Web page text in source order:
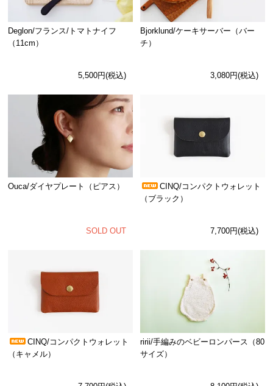
Deglon/フランス/トマトナイフ
（11cm）
5,500円(税込)
Bjorklund/ケーキサーバー（バー
チ）
3,080円(税込)
Ouca/ダイヤプレート（ピアス）
SOLD OUT
CINQ/コンパクトウォレット
（ブラック）
7,700円(税込)
CINQ/コンパクトウォレット
（キャメル）
ririi/手編みのベビーロンパース（80
サイズ）